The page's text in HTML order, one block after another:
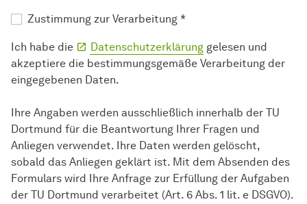
Zustimmung zur Verarbeitung *
Ich habe die Datenschutzerklärung gelesen und
akzeptiere die bestimmungsgemäße Verarbeitung der
eingegebenen Daten.
Ihre Angaben werden ausschließlich innerhalb der TU
Dortmund für die Beantwortung Ihrer Fragen und
Anliegen verwendet. Ihre Daten werden gelöscht,
sobald das Anliegen geklärt ist. Mit dem Absenden des
Formulars wird Ihre Anfrage zur Erfüllung der Aufgaben
der TU Dortmund verarbeitet (Art. 6 Abs. 1 lit. e DSGVO).